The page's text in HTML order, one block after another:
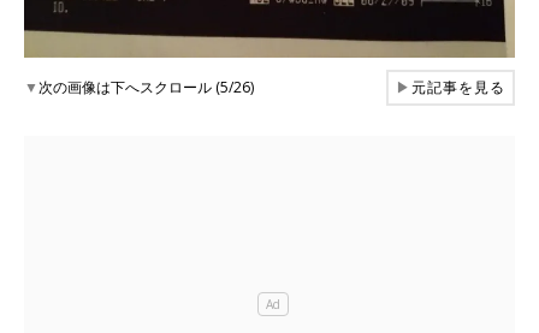
▼次の画像は下へスクロール (5/26) ▶元記事を見る